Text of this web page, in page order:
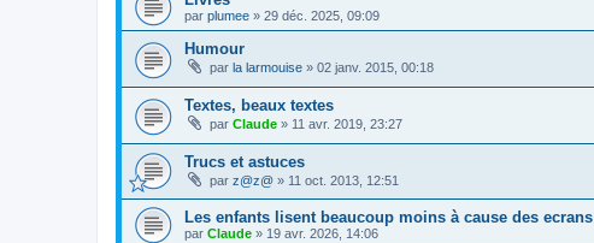
par plumee » 29 déc. 2025, 09:09
Humour
par la larmouise » 02 janv. 2015, 00:18
Textes, beaux textes
par Claude » 11 avr. 2019, 23:27
Trucs et astuces
par z@z@ » 11 oct. 2013, 12:51
Les enfants lisent beaucoup moins à cause des ecrans
par Claude » 19 avr. 2026, 14:06